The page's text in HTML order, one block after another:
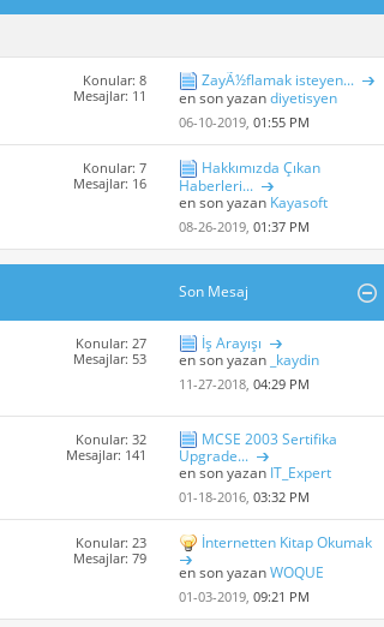
Konular: 8
Mesajlar: 11
ZayÃ½flamak isteyen...
en son yazandiyetisyen
06-10-2019, 01:55 PM
Konular: 7
Mesajlar: 16
Hakkımızda Çıkan
Haberleri...
en son yazan Kayasoft
08-26-2019, 01:37 PM
Son Mesaj
Konular: 27
Mesajlar: 53
İş Arayışı
en son yazan _kaydin
11-27-2018, 04:29 PM
Konular: 32
Mesajlar: 141
MCSE 2003 Sertifika
Upgrade...
en son yazan IT_Expert
01-18-2016, 03:32 PM
Konular: 23
Mesajlar: 79
İnternetten Kitap Okumak
en son yazanWOQUE
01-03-2019, 09:21 PM